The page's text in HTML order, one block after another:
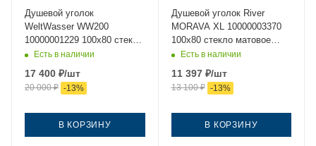
Душевой уголок
WeltWasser WW200
10000001229 100х80 стекло
прозрачное профиль хром
Есть в наличии
17 400 ₽/шт
20 000₽ -13%
В КОРЗИНУ
Душевой уголок River
MORAVA XL 10000003370
100х80 стекло матовое
профиль хром без поддона
Есть в наличии
11 397₽/шт
13 100₽ -13%
В КОРЗИНУ